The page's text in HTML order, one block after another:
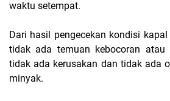
waktu setempat.
Dari hasil pengecekan kondisi
tidak ada temuan kebocoran atau
tidak ada kerusakan dan tidak ada
minyak.